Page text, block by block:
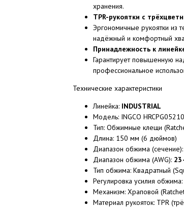
хранения.
TPR-рукоятки с
Эргономичные рукоятки из
надёжный и комфортный
Принадлежность к
Гарантирует повышенную
профессиональное
Технические характеристики
Линейка: INDUSTRIAL
Модель: INGCO HRCPG05210
Тип: Обжимные клещи
Длина: 150 мм (6 дюймов)
Диапазон обжима (сечение):
Диапазон обжима (AWG):
Тип обжима: Квадратный
Регулировка усилия обжима:
Механизм: Храповой
Материал рукояток: TPR